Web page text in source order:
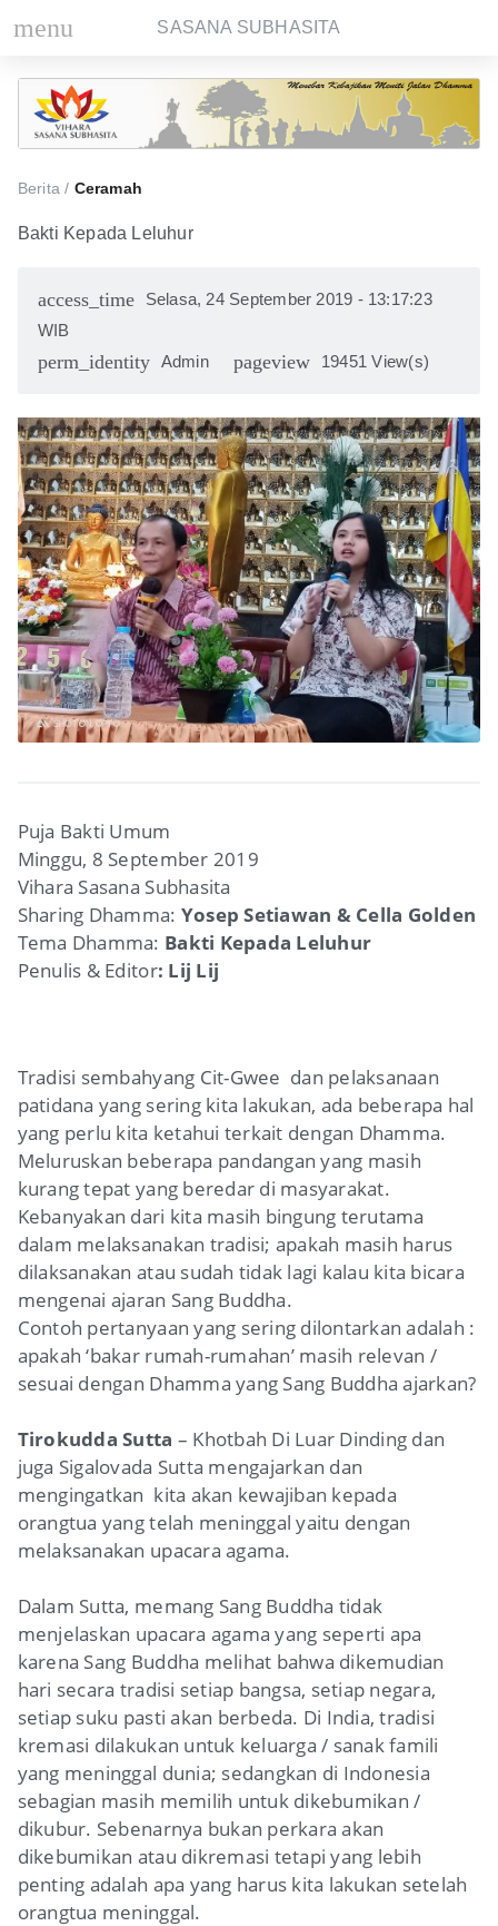
Berita / Ceramah
Bakti Kepada Leluhur
access_time
Selasa, 24 September 2019 - 13:17:23
WIB
perm_identity Admin pageview 19451 View(s)
Puja Bakti Umum
Minggu, 8 September 2019
Vihara Sasana Subhasita
Sharing Dhamma: Yosep Setiawan & Cella Golden
Tema Dhamma: Bakti Kepada Leluhur
Penulis & Editor: Lij Lij
Tradisi sembahyang Cit-Gwee dan pelaksanaan
patidana yang sering kita lakukan, ada beberapa hal
yang perlu kita ketahui terkait dengan Dhamma.
Meluruskan beberapa pandangan yang masih
kurang tepat yang beredar di masyarakat.
Kebanyakan dari kita masih bingung terutama
dalam melaksanakan tradisi; apakah masih harus
dilaksanakan atau sudah tidak lagi kalau kita bicara
mengenai ajaran Sang Buddha.
Contoh pertanyaan yang sering dilontarkan adalah :
apakah ‘bakar rumah-rumahan’ masih relevan /
sesuai dengan Dhamma yang Sang Buddha ajarkan?
Tirokudda Sutta – Khotbah Di Luar Dinding dan
juga Sigalovada Sutta mengajarkan dan
mengingatkan kita akan kewajiban kepada
orangtua yang telah meninggal yaitu dengan
melaksanakan upacara agama.
Dalam Sutta, memang Sang Buddha tidak
menjelaskan upacara agama yang seperti apa
karena Sang Buddha melihat bahwa dikemudian
hari secara tradisi setiap bangsa, setiap negara,
setiap suku pasti akan berbeda. Di India, tradisi
kremasi dilakukan untuk keluarga / sanak famili
yang meninggal dunia; sedangkan di Indonesia
sebagian masih memilih untuk dikebumikan /
dikubur. Sebenarnya bukan perkara akan
dikebumikan atau dikremasi tetapi yang lebih
penting adalah apa yang harus kita lakukan setelah
orangtua meninggal.
menu SASANA SUBHASITA